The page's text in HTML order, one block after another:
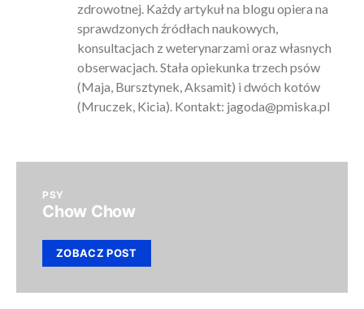
zdrowotnej. Każdy artykuł na blogu opiera na
sprawdzonych źródłach naukowych,
konsultacjach z weterynarzami oraz własnych
obserwacjach. Stała opiekunka trzech psów
(Maja, Bursztynek, Aksamit) i dwóch kotów
(Mruczek, Kicia). Kontakt: jagoda@pmiska.pl
PSY
Chow Chow
ZOBACZ POST